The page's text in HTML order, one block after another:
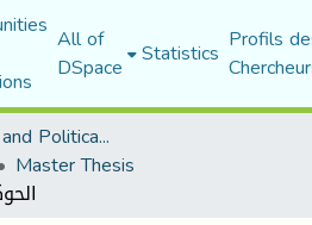
All of
DSpace Statistics Profils
Faculty of Law and Political Science
Master Thesis